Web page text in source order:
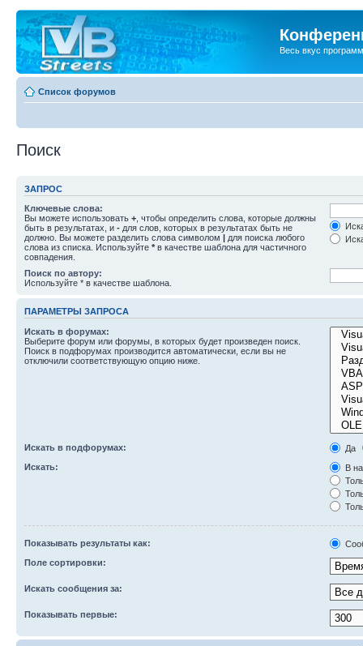
Весь вкус
Список форумов
Поиск
ЗАПРОС
Ключевые слова:
Вы можете использовать + , чтобы определить слова, которые должны
быть в результатах, и - для слов, которых в результатах быть не
должно. Вы можете разделить слова символом | для поиска любого
слова из списка. Используйте * в качестве шаблона для частичного
совпадения.
Поиск по автору:
Используйте * в качестве шаблона.
ПАРАМЕТРЫ ЗАПРОСА
Искать в форумах:
Выберите форум или форумы, в которых будет произведен поиск.
Поиск в подфорумах производится автоматически, если вы не
отключили соответствующую опцию ниже.
Искать в подфорумах:
Да
Искать:
В
Показывать результаты как:
Поле сортировки:
Искать сообщения за:
Показывать первые: